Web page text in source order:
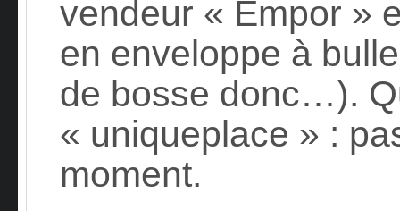
vendeur « Empor »
en enveloppe à
de bosse donc…).
« uniqueplace » :
moment.